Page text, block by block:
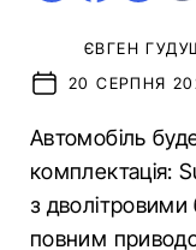
ЄВГЕН
20 СЕРПНЯ
Автомобіль
комплектація:
з
повним